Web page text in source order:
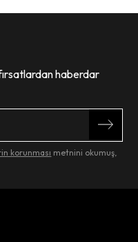
haberdar
korunması metnini okumuş,